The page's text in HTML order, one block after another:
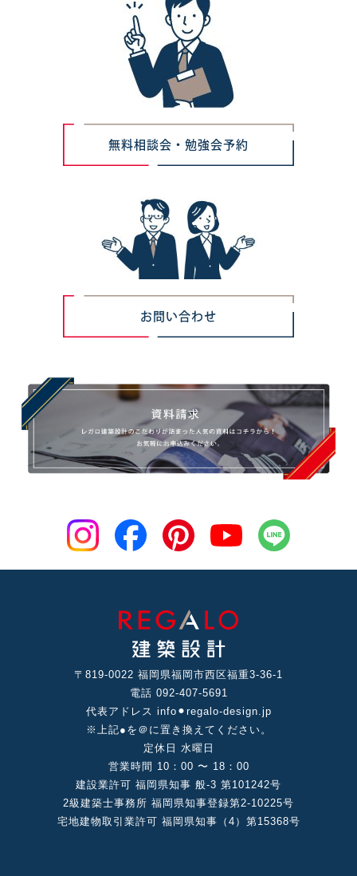
無料相談会・勉強会予約
お問い合わせ
〒819-0022 福岡県福岡市⻄区福重3-36-1
電話 092-407-5691
代表アドレス info⚫︎regalo-design.jp
※上記●を＠に置き換えてください。
定休⽇ ⽔曜⽇
営業時間 10：00 〜 18：00
建設業許可 福岡県知事 般-3 第101242号
2級建築⼠事務所 福岡県知事登録第2-10225号
宅地建物取引業許可 福岡県知事（4）第15368号